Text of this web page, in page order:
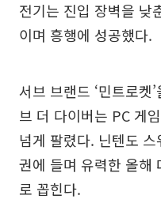
전기는 진입 장벽을 낮
이며 흥행에 성공했다.
서브 브랜드 ‘민트로켓
브 더 다이버는 PC 게
넘게 팔렸다. 닌텐도
권에 들며 유력한 올해
로 꼽힌다.